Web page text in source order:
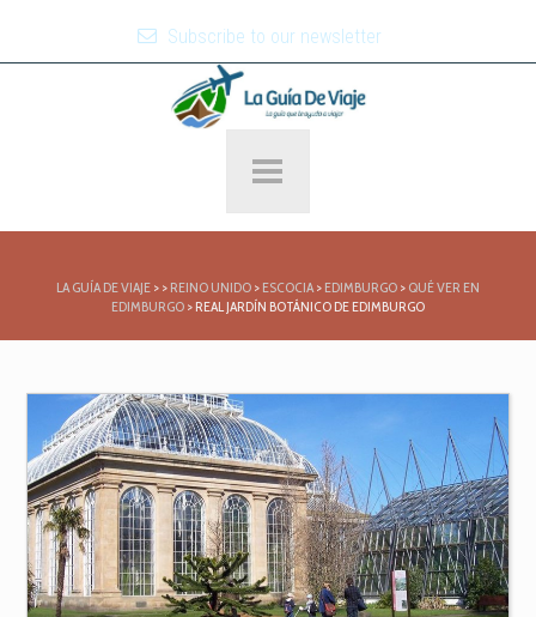
Subscribe to our newsletter
LA GUÍA DE VIAJE > > REINO UNIDO > ESCOCIA > EDIMBURGO > QUÉ VER EN
EDIMBURGO > REAL JARDÍN BOTÁNICO DE EDIMBURGO